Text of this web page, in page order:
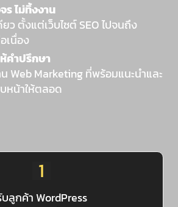
ร ไม่ทิ้งงาน
ว ตั้งแต่เว็บไซต์ SEO ไปจนถึง
เนื่อง
คำปรึกษา
Web Marketing ที่พร้อมแนะนำและ
หน้าให้ตลอด
1
ลูกค้า WordPress